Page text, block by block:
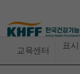
교육센터
표